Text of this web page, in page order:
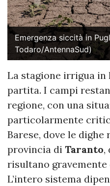
Emergenza siccità in
Todaro/AntennaSud)
La stagione irrigua in
partita. I campi
regione, con una
particolarmente
Barese, dove le
provincia di Taranto,
risultano
L’intero sistema